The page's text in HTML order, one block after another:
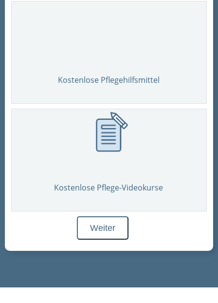
Kostenlose Pflegehilfsmittel
Kostenlose Pflege-Videokurse
Weiter